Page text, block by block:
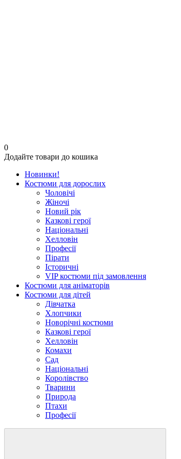
0
Додайте товари до кошика
Новинки!
Костюми для дорослих
Чоловічі
Жіночі
Новий рік
Казкові герої
Національні
Хелловін
Професії
Пірати
Історичні
VIP костюми під замовлення
Костюми для аніматорів
Костюми для дітей
Дівчатка
Хлопчики
Новорічні костюми
Казкові герої
Хелловін
Комахи
Сад
Національні
Королівство
Тварини
Природа
Птахи
Професії